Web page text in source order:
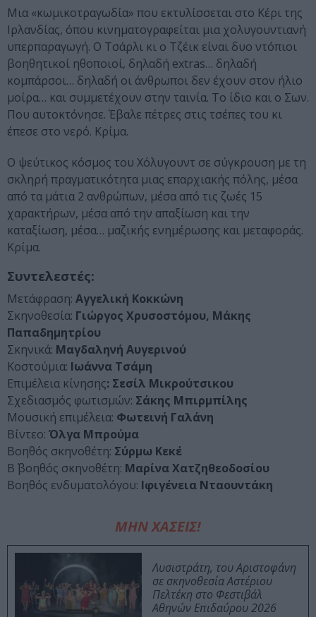
Μια «κωμικοτραγωδία» που εκτυλίσσεται στο Κέρι της
Ιρλανδίας, όπου κινηματογραφείται μια χολυγουντιανή
υπερπαραγωγή. Ο Τσάρλι κι ο Τζέικ είναι δυο ντόπιοι
βοηθητικοί ηθοποιοί, δηλαδή extras… δηλαδή
κομπάρσοι… δηλαδή οι άνθρωποι δεν έχουν στον ήλιο
μοίρα… και συμμετέχουν στην ταινία. Το ίδιο και ο Σων.
Που αυτοκτόνησε. Έβαλε πέτρες στις τσέπες του κι
έπεσε στο νερό. Κρίμα.
Ο ψεύτικος κόσμος του Χόλυγουντ σε σύγκρουση με τη
σκληρή πραγματικότητα μιας επαρχιακής πόλης, μέσα
από τα μάτια 2 ανθρώπων, μέσα από τις ζωές 15
χαρακτήρων, μέσα από την απαξίωση και την
καταξίωση, μέσα… μαζικής ενημέρωσης και μεταφοράς.
Κρίμα.
Συντελεστές:
Μετάφραση: Αγγελική Κοκκώνη
Σκηνοθεσία: Γιώργος Χρυσοστόμου, Μάκης
Παπαδημητρίου
Σκηνικά: Μαγδαληνή Αυγερινού
Κοστούμια: Ιωάννα Τσάμη
Επιμέλεια κίνησης: Σεσίλ Μικρούτσικου
Σχεδιασμός φωτισμών: Σάκης Μπιρμπίλης
Μουσική επιμέλεια: Φωτεινή Γαλάνη
Βίντεο: Όλγα Μπρούμα
Βοηθός σκηνοθέτη: Σύρμω Κεκέ
Β΄ βοηθός σκηνοθέτη: Μαρίνα Χατζηθεοδοσίου
Βοηθός ενδυματολόγου: Ιφιγένεια Νταουντάκη
ΜΗΝ ΧΑΣΕΙΣ!
Λυσιστράτη, του Αριστοφάνη
σε σκηνοθεσία Αστέριου
Πελτέκη στο Φεστιβάλ
Αθηνών Επιδαύρου 2026